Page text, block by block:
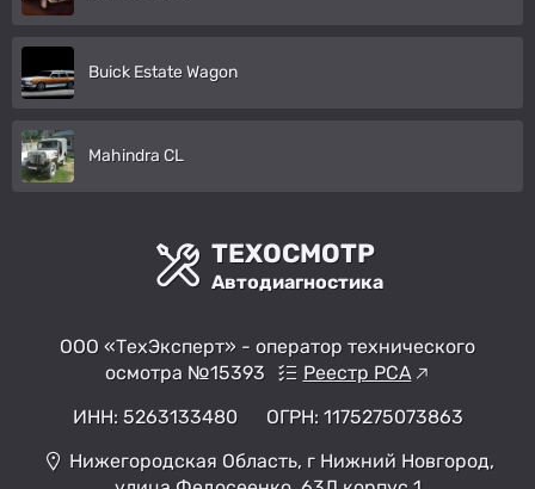
Buick Estate Wagon
Mahindra CL
ТЕХОСМОТР
Автодиагностика
ООО «ТехЭксперт» - оператор технического
осмотра №15393
Реестр РСА
ИНН: 5263133480
ОГРН: 1175275073863
Нижегородская Область, г Нижний Новгород,